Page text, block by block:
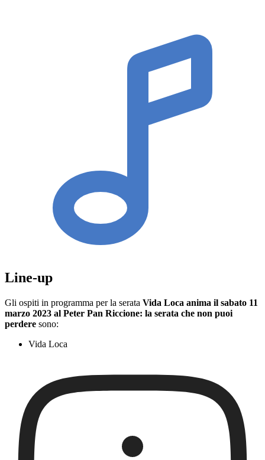
Line-up
Gli ospiti in programma per la serata Vida Loca anima il sabato 11
marzo 2023 al Peter Pan Riccione: la serata che non puoi
perdere sono:
Vida Loca